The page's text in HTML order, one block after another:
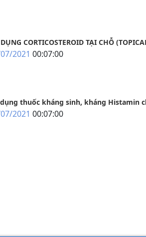
CORTICOSTEROID TẠI CHỖ
2021 00:07:00
thuốc kháng sinh, kháng Histamin
2021 00:07:00